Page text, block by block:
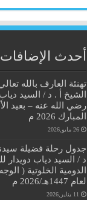
ed
In
lo
ok
.c
o
m
أحدث الإضافات
تهنئة العارف بالله
الشيخ أ . د / السيد
رضي الله عنه – بعيد
المبارك 2026 م
26 مايو,2026
جدول رحلة فضيلة
د / السيد دياب دويدار
الدومية الخلوتية (
لعام 1447هـ/2026 م
11 يناير,2026